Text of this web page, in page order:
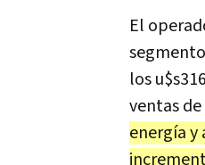
El
los
ventas
energía y